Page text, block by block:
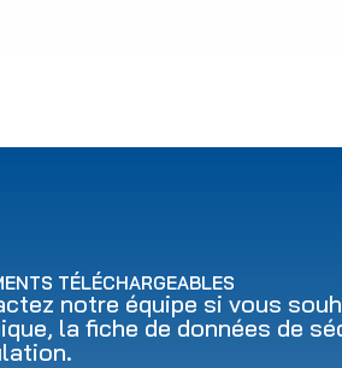
TÉLÉCHARGEABLES
notre équipe si vous
la fiche de données de